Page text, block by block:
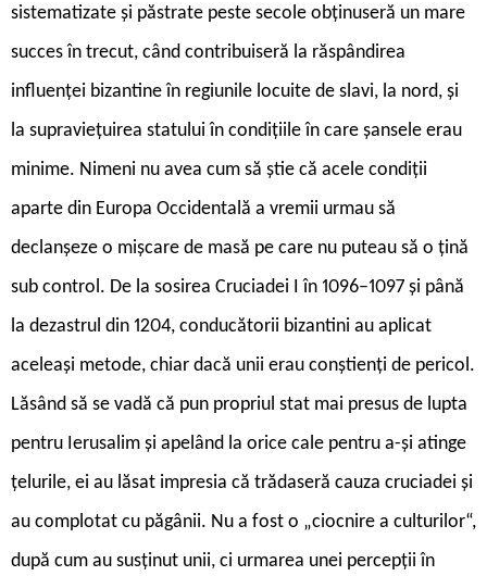
sistematizate și păstrate peste secole obținuseră un mare
succes în trecut, când contribuiseră la răspândirea
influenței bizantine în regiunile locuite de slavi, la nord, și
la supraviețuirea statului în condițiile în care șansele erau
minime. Nimeni nu avea cum să știe că acele condiții
aparte din Europa Occidentală a vremii urmau să
declanșeze o mișcare de masă pe care nu puteau să o țină
sub control. De la sosirea Cruciadei I în 1096–1097 și până
la dezastrul din 1204, conducătorii bizantini au aplicat
aceleași metode, chiar dacă unii erau conștienți de pericol.
Lăsând să se vadă că pun propriul stat mai presus de lupta
pentru Ierusalim și apelând la orice cale pentru a-și atinge
țelurile, ei au lăsat impresia că trădaseră cauza cruciadei și
au complotat cu păgânii. Nu a fost o „ciocnire a culturilor“,
după cum au susținut unii, ci urmarea unei percepții în